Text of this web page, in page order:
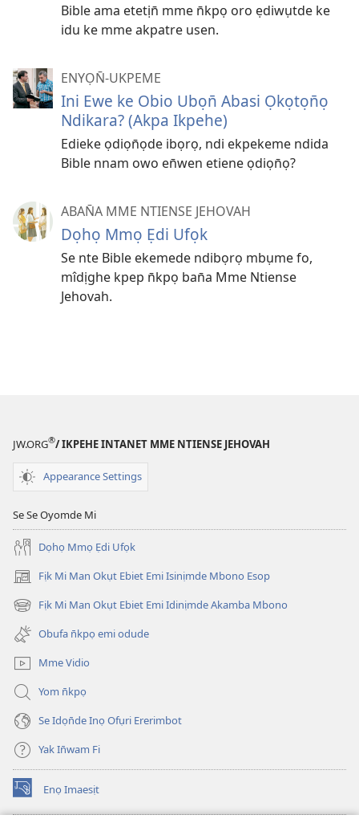
Bible ama etetịn̄ mme n̄kpọ oro ẹdiwụtde ke
idu ke mme akpatre usen.
ENYỌN̄-UKPEME
Ini Ewe ke Obio Ubọn̄ Abasi Ọkọtọn̄ọ
Ndikara? (Akpa Ikpehe)
Edieke ọdiọn̄ọde ibọrọ, ndi ekpekeme ndida
Bible nnam owo en̄wen etiene ọdiọn̄ọ?
ABAN̄A MME NTIENSE JEHOVAH
Dọhọ Mmọ Ẹdi Ufọk
Se nte Bible ekemede ndibọrọ mbụme fo,
mîdịghe kpep n̄kpọ ban̄a Mme Ntiense
Jehovah.
JW.ORG®/ IKPEHE INTANET MME NTIENSE JEHOVAH
Appearance Settings
Se Se Oyomde Mi
Dọhọ Mmọ Ẹdi Ufọk
Fịk Mi Man Okụt Ebiet Emi Isinịmde Mbono Esop
(opens
new
window)
Fịk Mi Man Okụt Ebiet Emi Idinịmde Akamba Mbono
(opens
new
window)
Obufa n̄kpọ emi odude
Mme Vidio
Yom n̄kpọ
Se Idọn̄de Inọ Ofụri Ererimbot
Yak In̄wam Fi
Enọ Imaesịt
(opens
new